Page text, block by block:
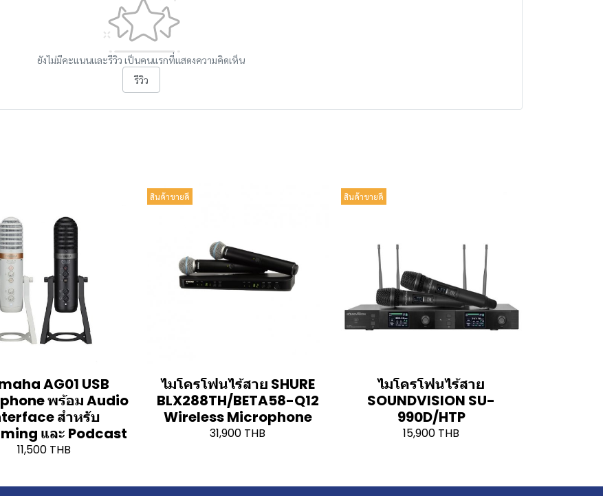
ยังไม่มีคะแนนและรีวิว เป็นคนแรกที่แสดงความคิดเห็น
รีวิว
AG01 USB
พร้อม Audio
สำหรับ
และ Podcast
11,500 THB
สินค้าขายดี
ไมโครโฟนไร้สาย SHURE
BLX288TH/BETA58-Q12
Wireless Microphone
31,900 THB
สินค้าขายดี
ไมโครโฟนไร้สาย
SOUNDVISION SU-
990D/HTP
15,900 THB